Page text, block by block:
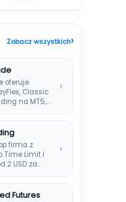
Zobacz wszystkich›
oferuje
Classic
na MT5,
›
firma z
Time Limit i
2 USD za…
›
Futures